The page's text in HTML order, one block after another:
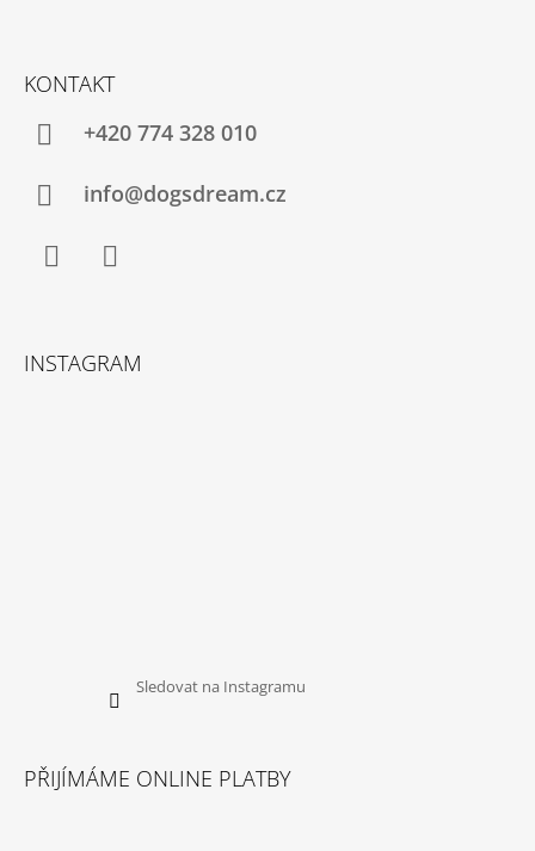
KONTAKT
+420 774 328 010
info@dogsdream.cz
INSTAGRAM
Sledovat na Instagramu
PŘIJÍMÁME ONLINE PLATBY